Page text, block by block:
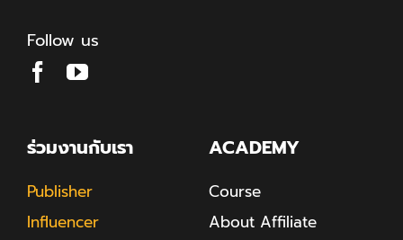
Follow us
ร่วมงานกับเรา
Publisher
Influencer
ACADEMY
Course
About Affiliate